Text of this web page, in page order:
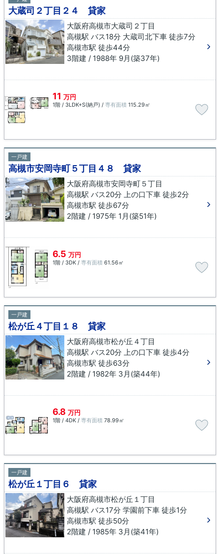
大蔵司２丁目２４ 貸家
大阪府高槻市大蔵司２丁目
高槻駅 バス18分 大蔵司北下車 徒歩7分
高槻市駅 徒歩44分
3階建 / 1988年 9月(築37年)
11 万円
1階 / 3LDK+S(納戸) / 専有面積 115.29㎡
一戸建
高槻市安岡寺町５丁目４８ 貸家
大阪府高槻市安岡寺町５丁目
高槻駅 バス20分 上の口下車 徒歩2分
高槻市駅 徒歩67分
2階建 / 1975年 1月(築51年)
6.5 万円
1階 / 3DK / 専有面積 61.56㎡
一戸建
松が丘４丁目１８ 貸家
大阪府高槻市松が丘４丁目
高槻駅 バス20分 上の口下車 徒歩4分
高槻市駅 徒歩63分
2階建 / 1982年 3月(築44年)
6.8 万円
1階 / 4DK / 専有面積 78.99㎡
一戸建
松が丘１丁目６ 貸家
大阪府高槻市松が丘１丁目
高槻駅 バス17分 学園前下車 徒歩1分
高槻市駅 徒歩50分
2階建 / 1985年 3月(築41年)